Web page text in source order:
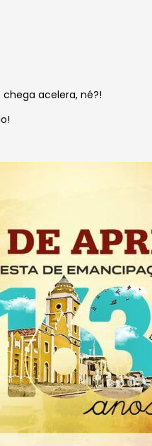
chega acelera, né?!